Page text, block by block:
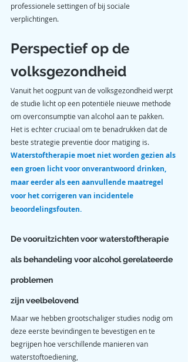
professionele settingen of bij sociale
verplichtingen.
Perspectief op de
volksgezondheid
Vanuit het oogpunt van de volksgezondheid werpt
de studie licht op een potentiële nieuwe methode
om overconsumptie van alcohol aan te pakken.
Het is echter cruciaal om te benadrukken dat de
beste strategie preventie door matiging is.
Waterstoftherapie moet niet worden gezien als
een groen licht voor onverantwoord drinken,
maar eerder als een aanvullende maatregel
voor het corrigeren van incidentele
beoordelingsfouten.
De vooruitzichten voor waterstoftherapie
als behandeling voor alcohol gerelateerde
problemen
zijn veelbelovend
Maar we hebben grootschaliger studies nodig om
deze eerste bevindingen te bevestigen en te
begrijpen hoe verschillende manieren van
waterstoftoediening,